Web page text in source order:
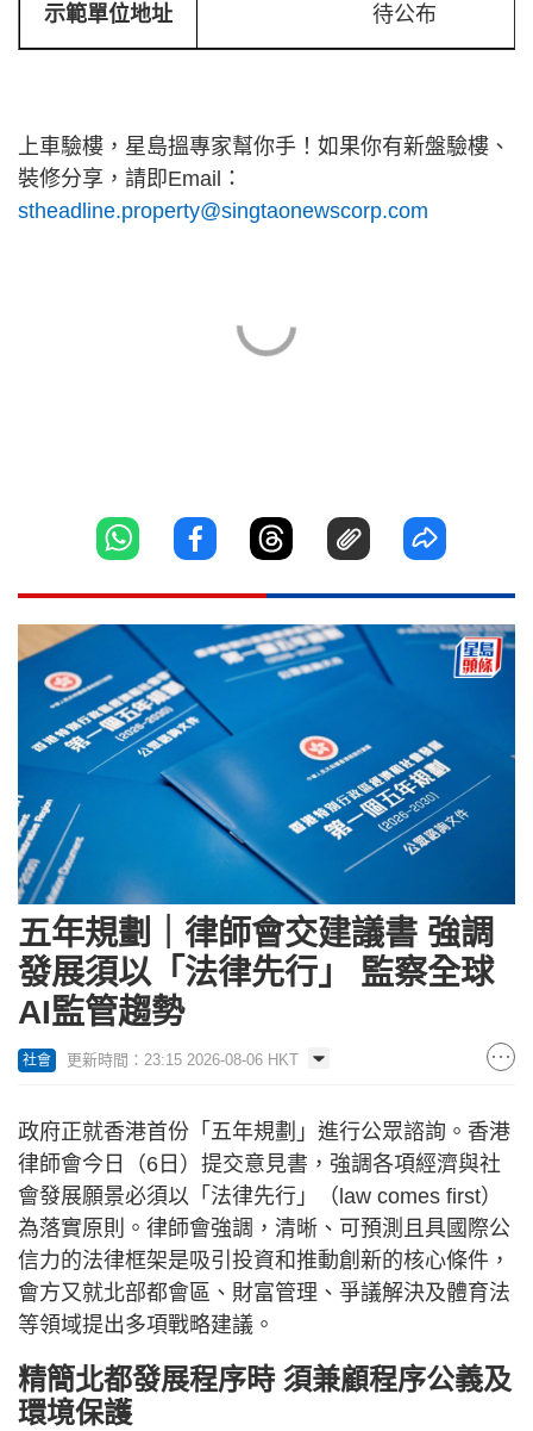
示範單位地址 待公布
上車驗樓，星島搵專家幫你手！如果你有新盤驗樓、
裝修分享，請即Email：
stheadline.property@singtaonewscorp.com
五年規劃｜律師會交建議書 強調
發展須以「法律先行」 監察全球
AI監管趨勢
社會 更新時間：23:15 2026-08-06 HKT
政府正就香港首份「五年規劃」進行公眾諮詢。香港
律師會今日（6日）提交意見書，強調各項經濟與社
會發展願景必須以「法律先行」（law comes first）
為落實原則。律師會強調，清晰、可預測且具國際公
信力的法律框架是吸引投資和推動創新的核心條件，
會方又就北部都會區、財富管理、爭議解決及體育法
等領域提出多項戰略建議。
精簡北都發展程序時 須兼顧程序公義及
環境保護